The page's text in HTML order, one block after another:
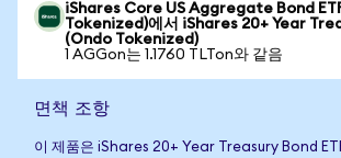
iShares Core US Aggregate Bond
Tokenized)에서 iShares 20+ Year
(Ondo Tokenized)
1 AGGon는 1.1760 TLTon와 같음
면책 조항
이 제품은 iShares 20+ Year Treasury Bond